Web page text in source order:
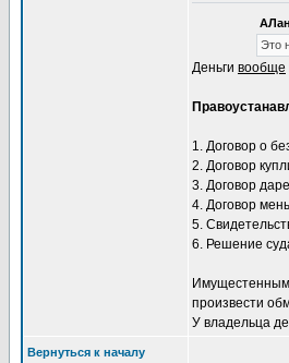
Это
Деньги вообще
1. Договор о
2. Договор
3. Договор
4. Договор
5.
6. Решение
Имущестенным
произвести
У владельца
Вернуться к началу